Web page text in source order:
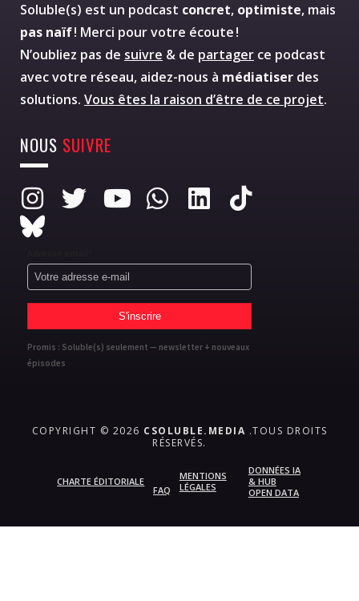
Soluble(s) est un podcast concret, optimiste, mais
pas naïf! Merci pour votre écoute !
N’oubliez pas de suivre & de partager ce podcast
avec votre réseau, aidez-nous à médiatiser des
solutions. Vous êtes la raison d’être de ce projet.
NOUS SUIVRE
Promis : Soluble(s) seulement — newsletter + nouveaux
épisodes
COPYRIGHT © 2026 CSOLUBLE.MEDIA .TOUS DROITS
RÉSERVÉS.
CHARTE ÉDITORIALE
FAQ
MENTIONS
LÉGALES
DONNÉES IA
& HUB
OPEN DATA